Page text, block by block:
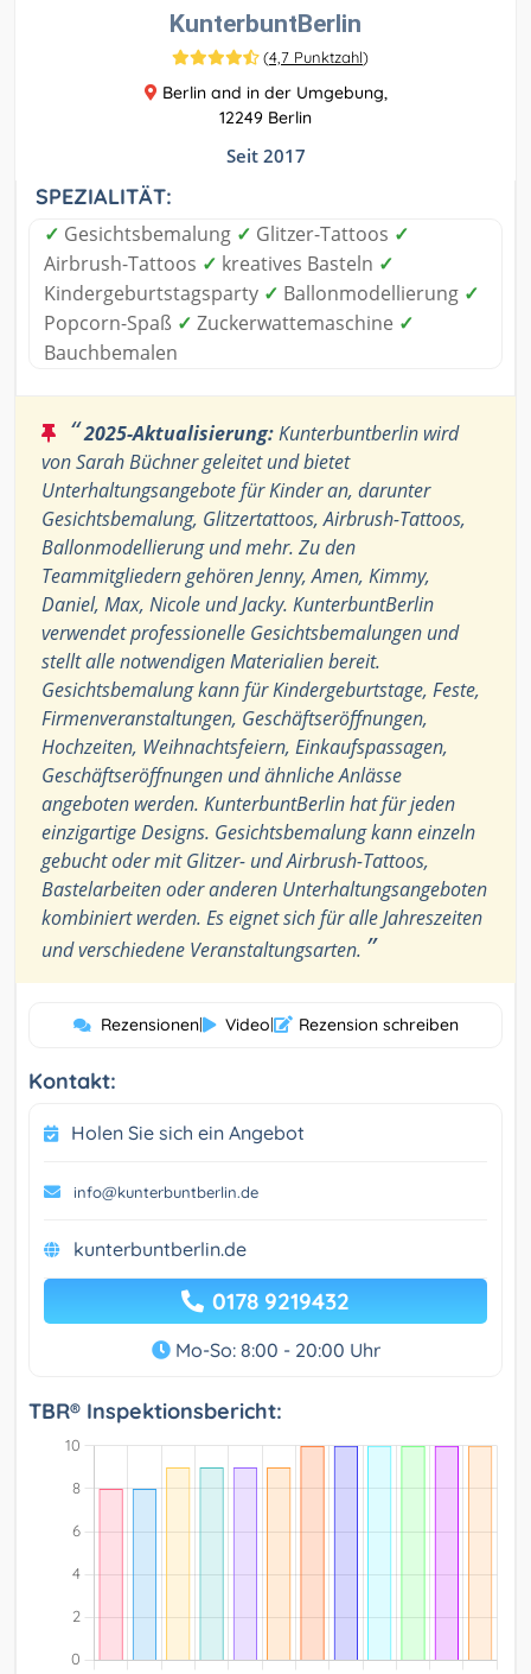
KunterbuntBerlin
(4,7 Punktzahl)
Berlin and in der Umgebung,
12249 Berlin
Seit 2017
SPEZIALITÄT:
✓ Gesichtsbemalung ✓ Glitzer-Tattoos ✓
Airbrush-Tattoos ✓ kreatives Basteln ✓
Kindergeburtstagsparty ✓ Ballonmodellierung ✓
Popcorn-Spaß ✓ Zuckerwattemaschine ✓
Bauchbemalen
“2025-Aktualisierung:Kunterbuntberlin wird
von Sarah Büchner geleitet und bietet
Unterhaltungsangebote für Kinder an, darunter
Gesichtsbemalung, Glitzertattoos, Airbrush-Tattoos,
Ballonmodellierung und mehr. Zu den
Teammitgliedern gehören Jenny, Amen, Kimmy,
Daniel, Max, Nicole und Jacky. KunterbuntBerlin
verwendet professionelle Gesichtsbemalungen und
stellt alle notwendigen Materialien bereit.
Gesichtsbemalung kann für Kindergeburtstage, Feste,
Firmenveranstaltungen, Geschäftseröffnungen,
Hochzeiten, Weihnachtsfeiern, Einkaufspassagen,
Geschäftseröffnungen und ähnliche Anlässe
angeboten werden. KunterbuntBerlin hat für jeden
einzigartige Designs. Gesichtsbemalung kann einzeln
gebucht oder mit Glitzer- und Airbrush-Tattoos,
Bastelarbeiten oder anderen Unterhaltungsangeboten
kombiniert werden. Es eignet sich für alle Jahreszeiten
und verschiedene Veranstaltungsarten. ”
Rezensionen| Video| Rezension schreiben
Kontakt:
Holen Sie sich ein Angebot
info@kunterbuntberlin.de
kunterbuntberlin.de
0178 9219432
Mo-So: 8:00 - 20:00 Uhr
TBR® Inspektionsbericht: